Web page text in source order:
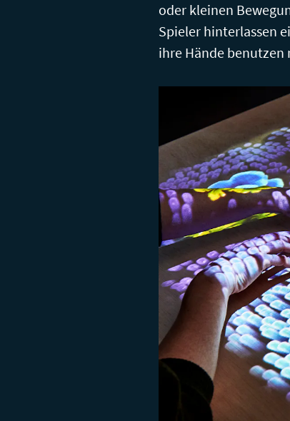
oder kleinen
Spieler hinterlassen
ihre Hände benutzen